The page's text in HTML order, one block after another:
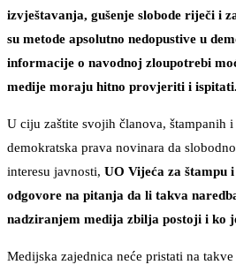
izvještavanja, gušenje slobode riječi i
su metode apsolutno nedopustive u
informacije o navodnoj zloupotrebi
medije moraju hitno provjeriti i ispitati.
U ciju zaštite svojih članova, štampanih
demokratska prava novinara da
interesu javnosti, UO Vijeća za štampu
odgovore na pitanja da li takva
nadziranjem medija zbilja postoji i ko
Medijska zajednica neće pristati na